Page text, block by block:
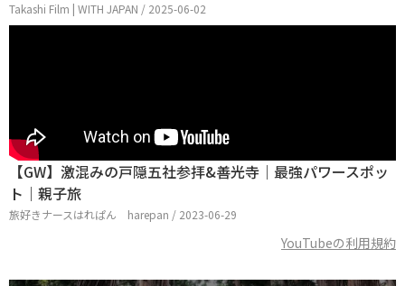
Takashi Film | WITH JAPAN / 2025-06-02
【GW】激混みの戸隠五社参拝&善光寺｜最強パワースポッ
ト｜親子旅
旅好きナースはれぱん harepan / 2023-06-29
YouTubeの利用規約